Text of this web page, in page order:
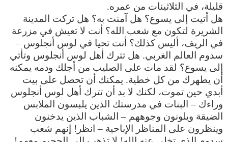
قليلة، في الثلاثينات من عمره.
هل أتيت إلى يسوع؟ هل آمنت به؟ هل تركت المدينة
الشريرة لتكون مع شعب الله؟ أنت لا تعيش في مزرعة
في الريف، أليس كذلك؟ أنت تحيا في لوس أنجلوس –
سدوم العالم الغربي. هل تترك أهل لوس أنجلوس وتأتي
إلى يسوع؟ لقد مات على الصليب من أجلك ودمه يمكنه
أن يطهرك من كل خطية. يمكنك أن تحصل على بيت
أبدي حين تموت، لكنك لا بد أن تترك أهل لوس أنجلوس
وراءك – البنات في مدرستك الذين يلبسون الملابس
الضيقة ويلونون وجوههم – الشباب الذين يدخنون
وينظرون على المناظر الإباحية – انظر! إنهم شعب